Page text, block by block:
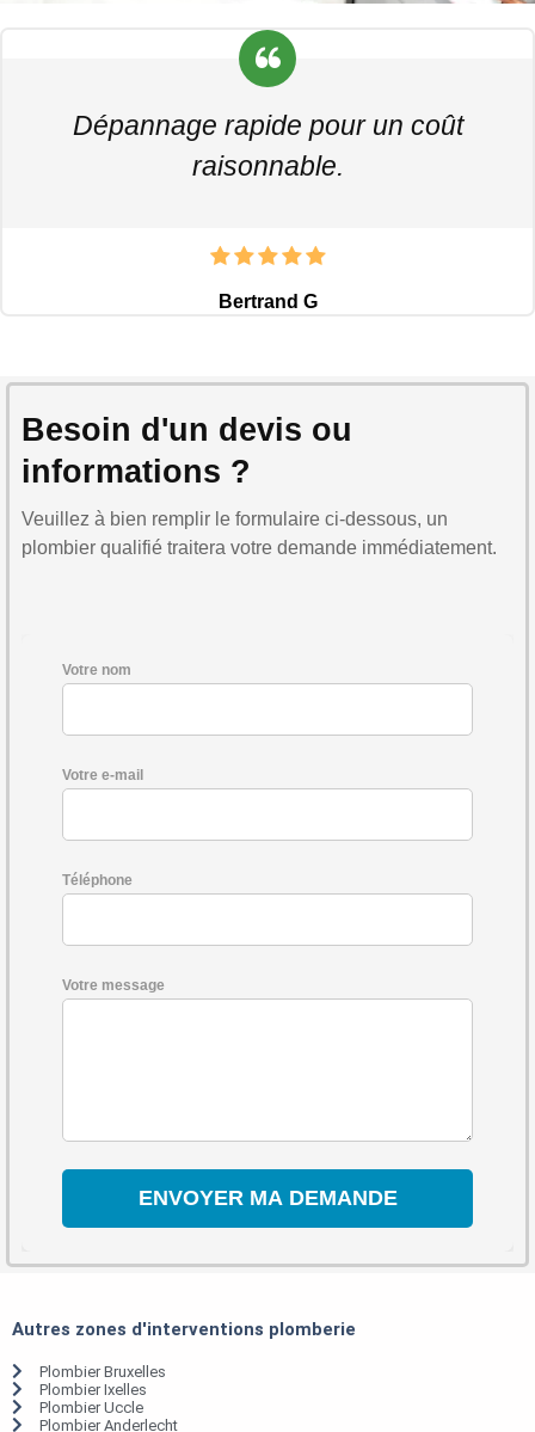
Dépannage rapide pour un coût
raisonnable.
Bertrand G
Besoin d'un devis ou
informations ?
Veuillez à bien remplir le formulaire ci-dessous, un
plombier qualifié traitera votre demande immédiatement.
Votre nom
Votre e-mail
Téléphone
Votre message
Autres zones d'interventions plomberie
Plombier Bruxelles
Plombier Ixelles
Plombier Uccle
Plombier Anderlecht